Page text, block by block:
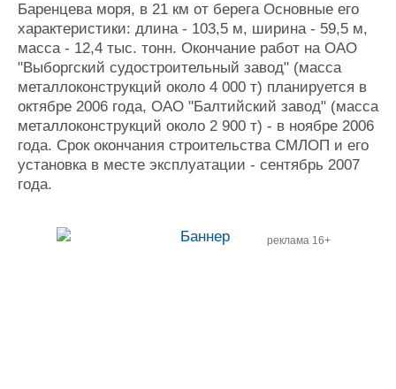
Баренцева моря, в 21 км от берега Основные его
характеристики: длина - 103,5 м, ширина - 59,5 м,
масса - 12,4 тыс. тонн. Окончание работ на ОАО
"Выборгский судостроительный завод" (масса
металлоконструкций около 4 000 т) планируется в
октябре 2006 года, ОАО "Балтийский завод" (масса
металлоконструкций около 2 900 т) - в ноябре 2006
года. Срок окончания строительства СМЛОП и его
установка в месте эксплуатации - сентябрь 2007
года.
реклама 16+